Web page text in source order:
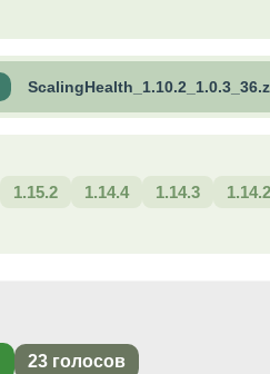
1.15.2 1.14.4 1.14.3 1.14.2
23 голосов